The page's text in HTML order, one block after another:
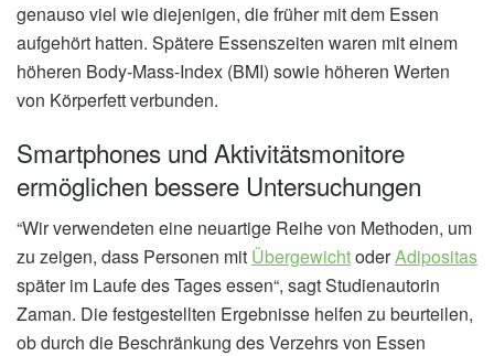
genauso viel wie diejenigen, die früher mit dem Essen
aufgehört hatten. Spätere Essenszeiten waren mit einem
höheren Body-Mass-Index (BMI) sowie höheren Werten
von Körperfett verbunden.
Smartphones und Aktivitätsmonitore
ermöglichen bessere Untersuchungen
“Wir verwendeten eine neuartige Reihe von Methoden, um
zu zeigen, dass Personen mit ÜbergewichtoderAdipositas
später im Laufe des Tages essen“, sagt Studienautorin
Zaman. Die festgestellten Ergebnisse helfen zu beurteilen,
ob durch die Beschränkung des Verzehrs von Essen